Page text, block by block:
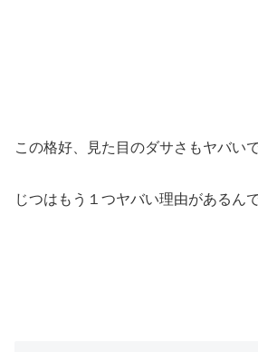
この格好、見た目のダサさもヤバい
じつはもう１つヤバい理由があるん